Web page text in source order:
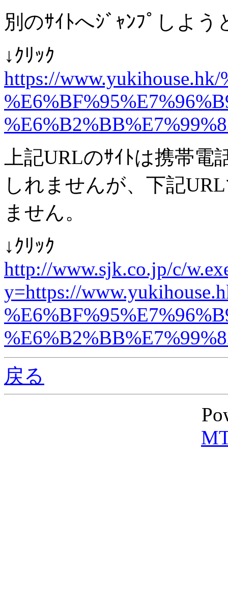
別のｻｲﾄへｼﾞｬﾝﾌﾟしよ
↓ｸﾘｯｸ
https://
上記URLのｻｲﾄは携帯
しれませんが、下記
ません。
↓ｸﾘｯｸ
http://www.sjk.co.jp/c/
y=https://
戻る